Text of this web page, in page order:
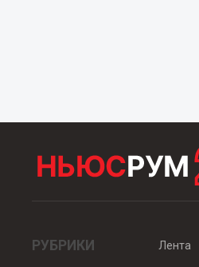
РУБРИКИ
Лента